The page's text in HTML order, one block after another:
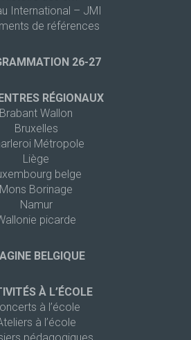
International – JMI
de références
26-27
RÉGIONAUX
Brabant Wallon
Bruxelles
Métropole
Liège
belge
Mons Borinage
Namur
picarde
BELGIQUE
À L’ÉCOLE
à l’école
à l’école